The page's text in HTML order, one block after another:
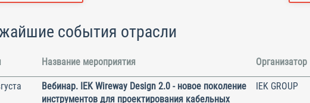
события отрасли
Название мероприятия Организатор
Вебинар. IEK Wireway Design 2.0 - новое поколение
инструментов для проектирования кабельных
IEK GROUP